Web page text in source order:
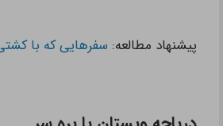
پیشنهاد مطالعه: سفرهایی که با